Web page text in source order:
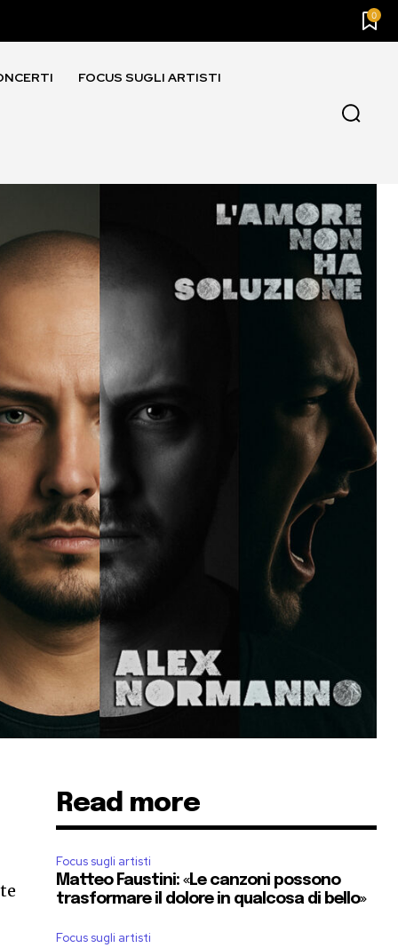
0
FOCUS SUGLI ARTISTI
Read more
Focus sugli artisti
Matteo Faustini: «Le canzoni possono
trasformare il dolore in qualcosa di bello»
Focus sugli artisti